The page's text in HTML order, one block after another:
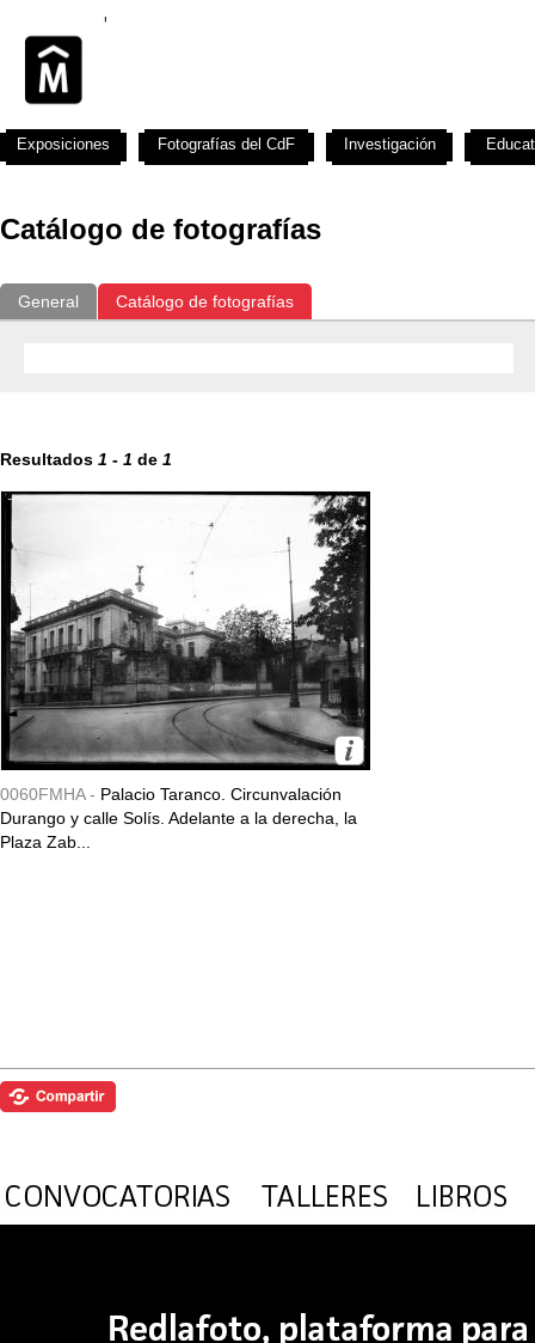
Catálogo de fotografías
General Catálogo de fotografías
Resultados 1 - 1 de 1
0060FMHA - Palacio Taranco. Circunvalación
Durango y calle Solís. Adelante a la derecha, la
Plaza Zab...
Exposiciones Fotografías del CdF Investigación